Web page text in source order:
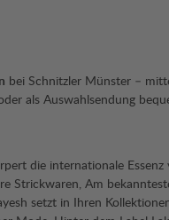
bei Schnitzler Münster –
als Auswahlsendung
die internationale
Am
setzt in Ihren